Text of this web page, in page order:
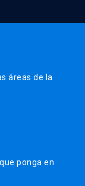
áreas de la
ponga en